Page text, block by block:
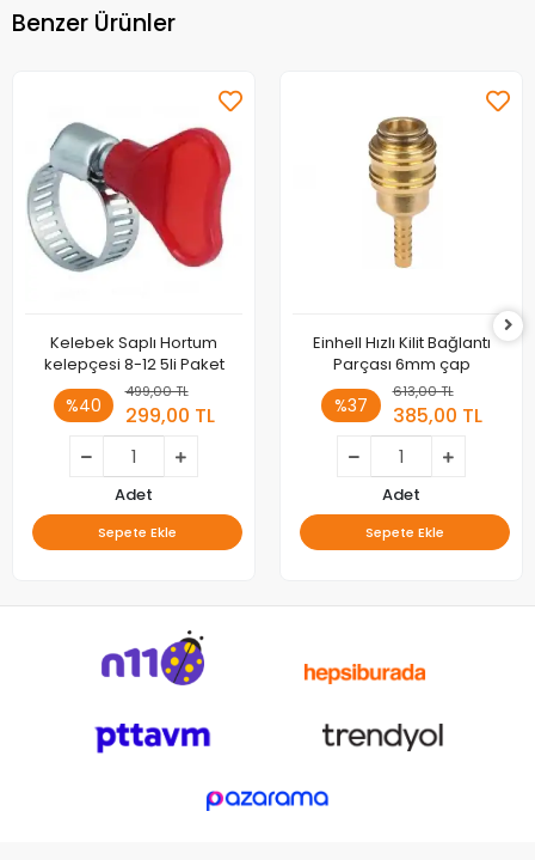
Benzer Ürünler
Kelebek Saplı Hortum
kelepçesi 8-12 5li Paket
%40
499,00 TL
299,00 TL
Adet
Sepete Ekle
Einhell Hızlı Kilit Bağlantı
Parçası 6mm çap
%37
613,00 TL
385,00 TL
Adet
Sepete Ekle